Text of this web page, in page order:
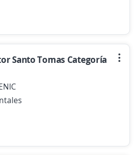
Santo Tomas Categoría